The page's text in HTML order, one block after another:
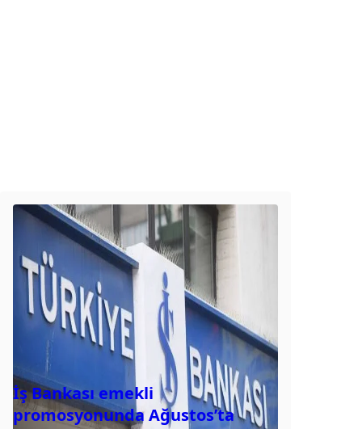
İş Bankası emekli
promosyonunda Ağustos’ta